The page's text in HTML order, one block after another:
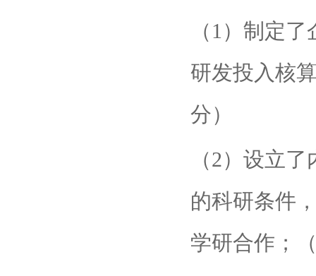
（1）制定
研发投入核
分）
（2）设立
的科研条件
学研合作；